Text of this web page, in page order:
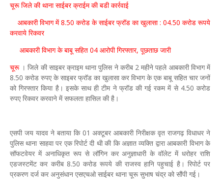
चूरू जिले की थाना साईबर क्राईम की बडी कार्रवाई
आबकारी विभाग में 8.50 करोड के साईबर फ्रॉड का खुलासा : 04.50 करोड रूपये
करवाये रिकवर
आबकारी विभाग के बाबू सहित 04 आरोपी गिरफ्तार, पूछताछ जारी
चूरू । जिले की साइबर क्राइम थाना पुलिस ने करीब 2 महीने पहले आबकारी विभाग में
8.50 करोड रुपए के साइबर फ्रॉड का खुलासा कर विभाग के एक बाबू सहित चार जनों
को गिरफ्तार किया है। इसके साथ ही टीम ने फ्रॉड की गई रकम में से 4.50 करोड
रुपए रिकवर करवाने में सफलता हासिल की है।
एसपी जय यादव ने बताया कि 01 अक्टूबर आबकारी निरीक्षक वृत राजगढ़ विधाधर ने
पुलिस थाना साहवा पर एक रिपोर्ट दी थी की कि अज्ञात व्यक्ति द्वारा आबकारी विभाग के
सॉफटवेयर में अनाधिकृत रूप से लॉगिन कर अनुज्ञाधारी के वॉलेट में धरोहर राशि
एडजस्टमेंट कर करीब 8.50 करोड रूपये की राजस्व हानि पहुचाई है। रिपोर्ट पर
प्रकरण दर्ज कर अनुसंधान एसएचओ साईबर थाना चूरू सुभाष चंद्र को सौंपी गई।